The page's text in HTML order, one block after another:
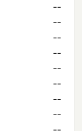
--
--
--
--
--
--
--
--